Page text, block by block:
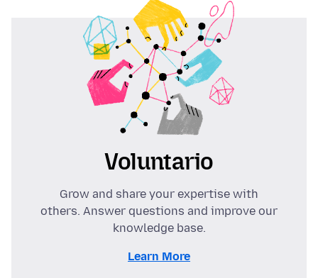
Voluntario
Grow and share your expertise with
others. Answer questions and improve our
knowledge base.
Learn More